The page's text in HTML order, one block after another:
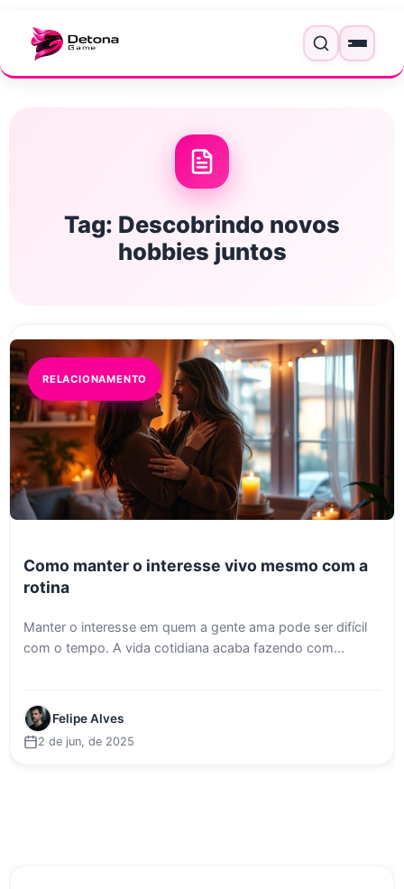
Menu
Tag: Descobrindo novos
hobbies juntos
RELACIONAMENTO
Como manter o interesse vivo mesmo com a
rotina
Manter o interesse em quem a gente ama pode ser difícil
com o tempo. A vida cotidiana acaba fazendo com...
Felipe Alves
2 de jun, de 2025